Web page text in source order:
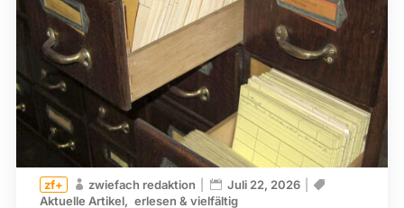
zwiefach redaktion
Juli 22, 2026
Aktuelle Artikel
erlesen & vielfältig